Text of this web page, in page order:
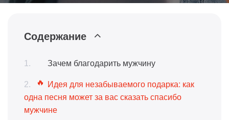
Содержание
Зачем благодарить мужчину
Идея для незабываемого подарка: как
одна песня может за вас сказать спасибо
мужчине